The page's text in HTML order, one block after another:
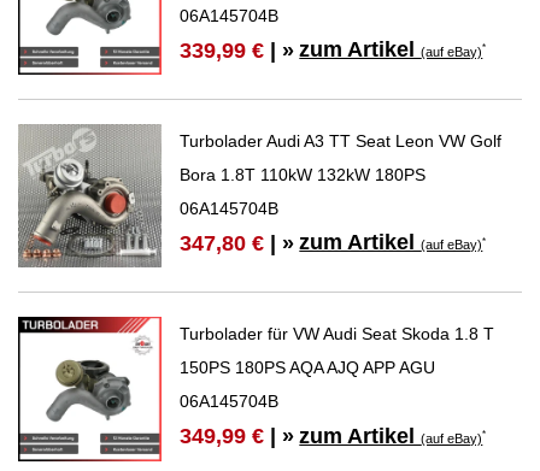
06A145704B
339,99 € | » zum Artikel(auf eBay)*
Turbolader Audi A3 TT Seat Leon VW Golf
Bora 1.8T 110kW 132kW 180PS
06A145704B
347,80 € | » zum Artikel(auf eBay)*
Turbolader für VW Audi Seat Skoda 1.8 T
150PS 180PS AQA AJQ APP AGU
06A145704B
349,99 € | » zum Artikel(auf eBay)*